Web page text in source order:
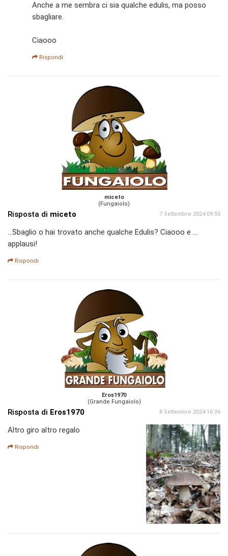
Anche a me sembra ci sia qualche edulis, ma posso
sbagliare.
Ciaooo
Rispondi
miceto
(Fungaiolo)
Risposta di miceto 7 Settembre 2024 09:55
...Sbaglio o hai trovato anche qualche Edulis? Ciaooo e ...
applausi!
Rispondi
Eros1970
(Grande Fungaiolo)
Risposta di Eros1970 8 Settembre 2024 16:36
Altro giro altro regalo
Rispondi